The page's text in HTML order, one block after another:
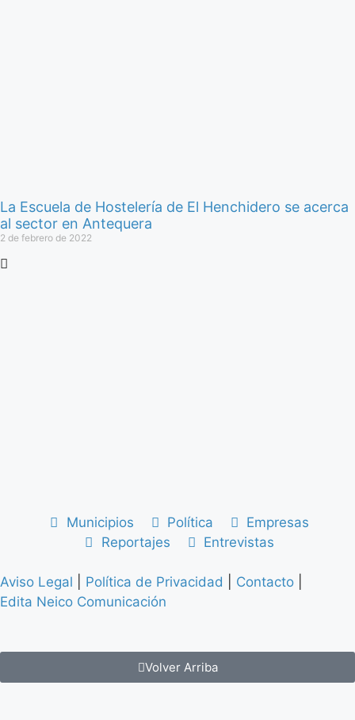
La Escuela de Hostelería de El Henchidero se acerca
al sector en Antequera
2 de febrero de 2022
Municipios Política
Empresas
Reportajes
Entrevistas
Aviso Legal Política de Privacidad Contacto
Edita Neico Comunicación
Volver Arriba